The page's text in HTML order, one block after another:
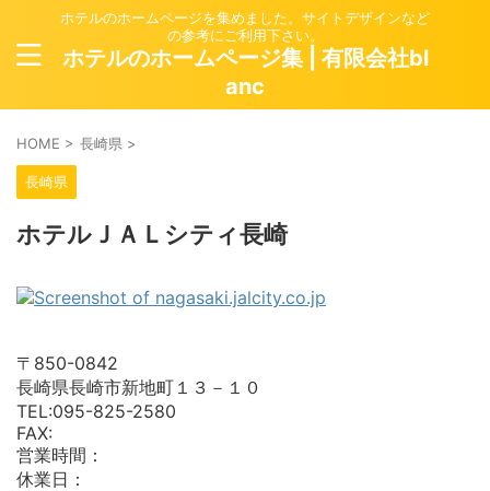
ホテルのホームページを集めました。サイトデザインなど
の参考にご利用下さい。
ホテルのホームページ集 | 有限会社bl
anc
HOME > 長崎県 >
長崎県
ホテルＪＡＬシティ長崎
〒850-0842
長崎県長崎市新地町１３－１０
TEL:095-825-2580
FAX:
営業時間：
休業日：